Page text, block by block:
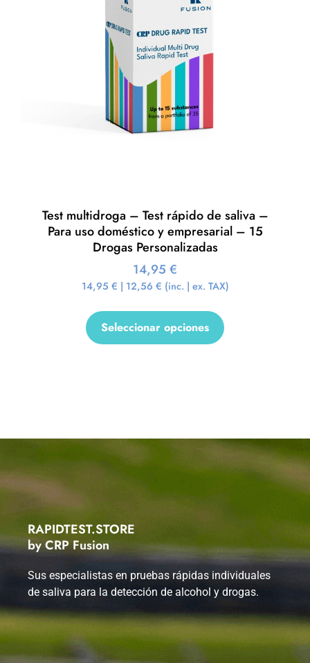
Test multidroga – Test rápido de saliva –
Para uso doméstico y empresarial – 15
Drogas Personalizadas
14,95 €
14,95 € | 12,56 € (inc. | ex. TAX)
Seleccionar opciones
RAPIDTEST.STORE
by CRP Fusion
Sus especialistas en pruebas rápidas individuales
de saliva para la detección de alcohol y drogas.